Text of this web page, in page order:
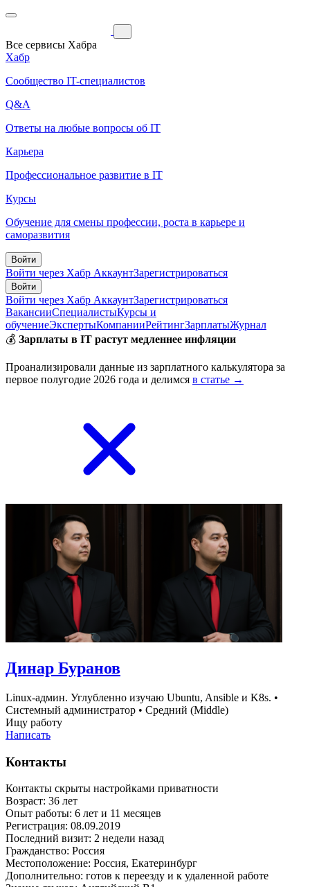
Все сервисы Хабра
Хабр
Сообщество IT-специалистов
Q&A
Ответы на любые вопросы об IT
Карьера
Профессиональное развитие в IT
Курсы
Обучение для смены профессии, роста в карьере и
саморазвития
Войти
Войти через Хабр АккаунтЗарегистрироваться
Войти
Войти через Хабр АккаунтЗарегистрироваться
ВакансииСпециалистыКурсы и
обучениеЭкспертыКомпанииРейтингЗарплатыЖурнал
💰 Зарплаты в IT растут медленнее инфляции
Проанализировали данные из зарплатного калькулятора за
первое полугодие 2026 года и делимся в статье →
Динар Буранов
Linux-админ. Углубленно изучаю Ubuntu, Ansible и K8s. •
Системный администратор • Средний (Middle)
Ищу работу
Написать
Контакты
Контакты скрыты настройками приватности
Возраст: 36 лет
Опыт работы: 6 лет и 11 месяцев
Регистрация: 08.09.2019
Последний визит: 2 недели назад
Гражданство: Россия
Местоположение: Россия, Екатеринбург
Дополнительно: готов к переезду и к удаленной работе